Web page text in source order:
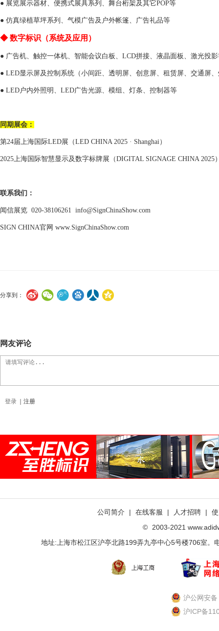
● 展览展示器材、便携式展具系列、舞台桁架及其它POP等
● 仿真绿植草坪系列、气模广告及户外帐篷、广告礼品等
◆ 数字标识（系统及应用）
● 广告机、触控一体机、智能会议白板、LCD拼接、液晶面板、激光投
● LED显示屏及控制系统（小间距、透明屏、创意屏、租赁屏、交通屏
● LED户内外照明、LED广告光源、模组、灯条、控制器等
同期展会：
第24届上海国际LED展 （LED CHINA 2025 · Shanghai）
2025上海国际智慧显示及数字标牌展 （DIGITAL SIGNAGE CHINA 2025
联系我们：
闻信展览 020-38106261 info@SignChinaShow.com
SIGN CHINA官网 www.SignChinaShow.com
分享到：
网友评论
登录 注册
公司简介 | 在线客服 | 人才招聘 |
©
2003-2021
地址:上海市松江区沪亭北路199弄九亭中心5号楼706室
沪公网安
沪ICP备